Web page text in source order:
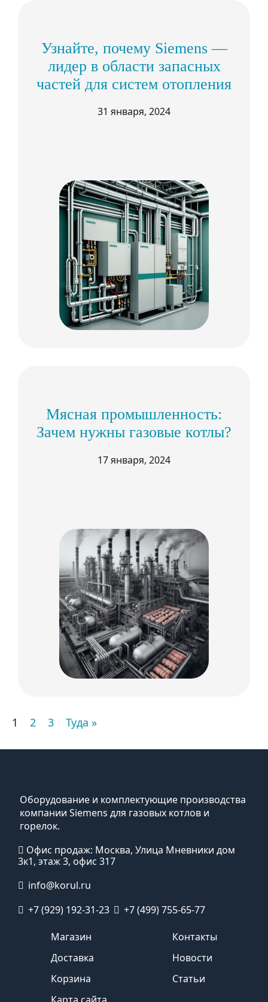
Узнайте, почему Siemens —
лидер в области запасных
частей для систем отопления
31 января, 2024
Мясная промышленность:
Зачем нужны газовые котлы?
17 января, 2024
1 2 3 Туда »
Оборудование и комплектующие производства
компании Siemens для газовых котлов и
горелок.
Офис продаж: Москва, Улица Мневники дом
3к1, этаж 3, офис 317
info@korul.ru
+7 (929) 192-31-23
+7 (499) 755-65-77
Магазин
Доставка
Корзина
Карта сайта
Контакты
Новости
Статьи